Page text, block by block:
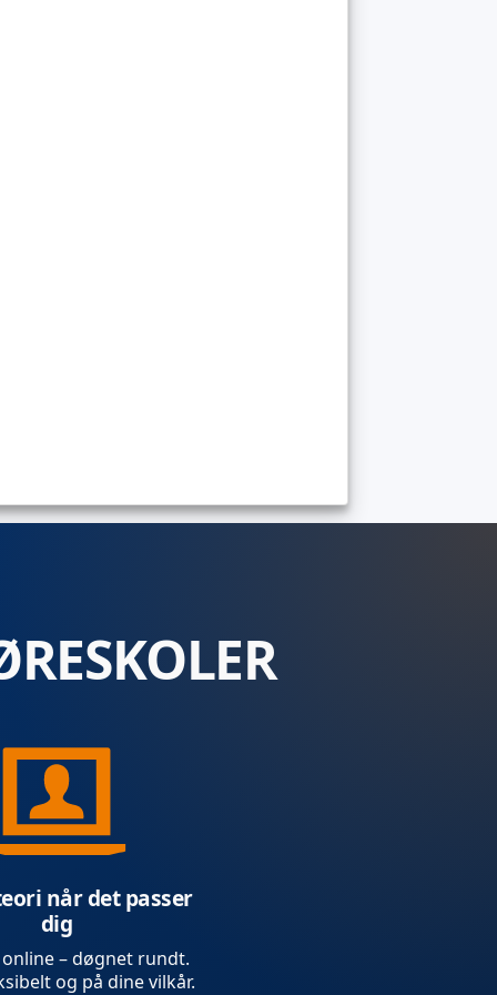
når det passer
dig
– døgnet rundt.
og på dine vilkår.